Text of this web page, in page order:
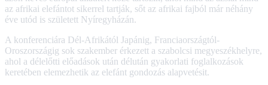
az afrikai elefántot sikerrel tartják, sőt az afrikai fajból már néhány
éve utód is született Nyíregyházán.
A konferenciára Dél-Afrikától Japánig, Franciaországtól-
Oroszországig sok szakember érkezett a szabolcsi megyeszékhelyre,
ahol a délelőtti előadások után délután gyakorlati foglalkozások
keretében elemezhetik az elefánt gondozás alapvetésit.